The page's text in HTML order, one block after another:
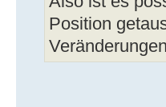
Position